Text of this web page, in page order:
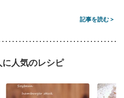
記事を読む >
人気のレシピ